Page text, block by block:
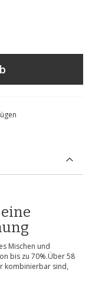
Mischen und
bis zu 70%.Über 58
kombinierbar sind,